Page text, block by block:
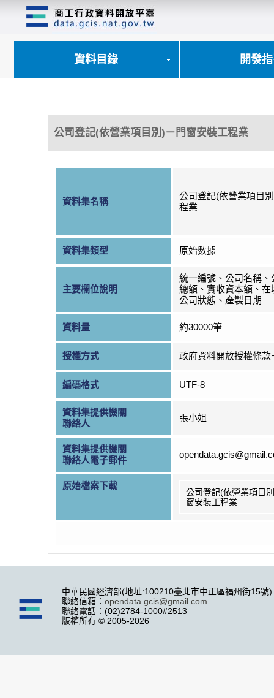
資料目錄 開發
公司登記(依營業項目別)－門窗安裝工程業
資料集名稱
公司登記(依營業項目
程業
資料集類型 原始數據
主要欄位說明
統一編號、公司名稱、
總額、實收資本額、在
公司狀態、產製日期
資料量 約30000筆
授權方式 政府資料開放授權條款
編碼格式 UTF-8
資料集提供機關
聯絡人
張小姐
資料集提供機關
聯絡人電子郵件
原始檔案下載
公司登記(依營業項目
窗安裝工程業
中華民國經濟部(地址:100210臺北市中正區福州街15號)
聯絡信箱： opendata.gcis@gmail.com
聯絡電話：(02)2784-1000#2513
版權所有 © 2005-2026